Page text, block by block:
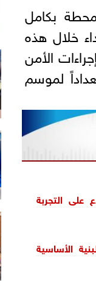
بكامل
خلال هذه
الأمن
لموسم
على التجربة
الأساسية